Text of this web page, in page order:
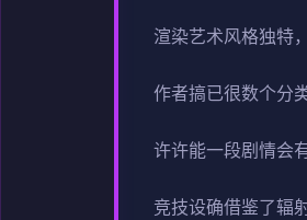
渲染艺术风格独特
作者搞已很数个分
许许能一段剧情会
竞技设确借鉴了辐